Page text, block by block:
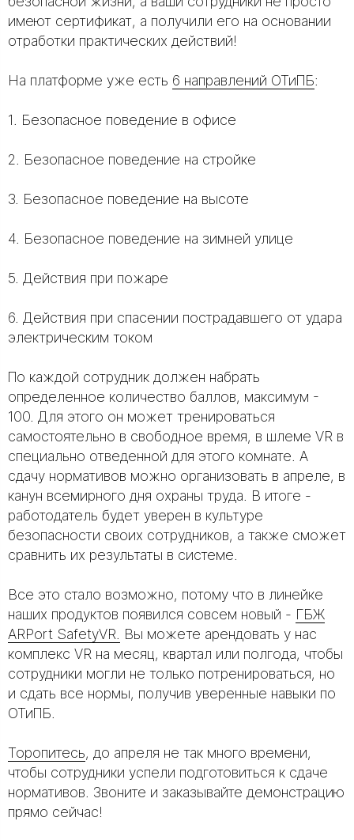
имеют сертификат, а получили его на основании
отработки практических действий!
На платформе уже есть 6 направлений ОТиПБ:
1. Безопасное поведение в офисе
2. Безопасное поведение на стройке
3. Безопасное поведение на высоте
4. Безопасное поведение на зимней улице
5. Действия при пожаре
6. Действия при спасении пострадавшего от удара
электрическим током
По каждой сотрудник должен набрать
определенное количество баллов, максимум -
100. Для этого он может тренироваться
самостоятельно в свободное время, в шлеме VR в
специально отведенной для этого комнате. А
сдачу нормативов можно организовать в апреле, в
канун всемирного дня охраны труда. В итоге -
работодатель будет уверен в культуре
безопасности своих сотрудников, а также сможет
сравнить их результаты в системе.
Все это стало возможно, потому что в линейке
наших продуктов появился совсем новый - ГБЖ
ARPort SafetyVR. Вы можете арендовать у нас
комплекс VR на месяц, квартал или полгода, чтобы
сотрудники могли не только потренироваться, но
и сдать все нормы, получив уверенные навыки по
ОТиПБ.
Торопитесь, до апреля не так много времени,
чтобы сотрудники успели подготовиться к сдаче
нормативов. Звоните и заказывайте демонстрацию
прямо сейчас!